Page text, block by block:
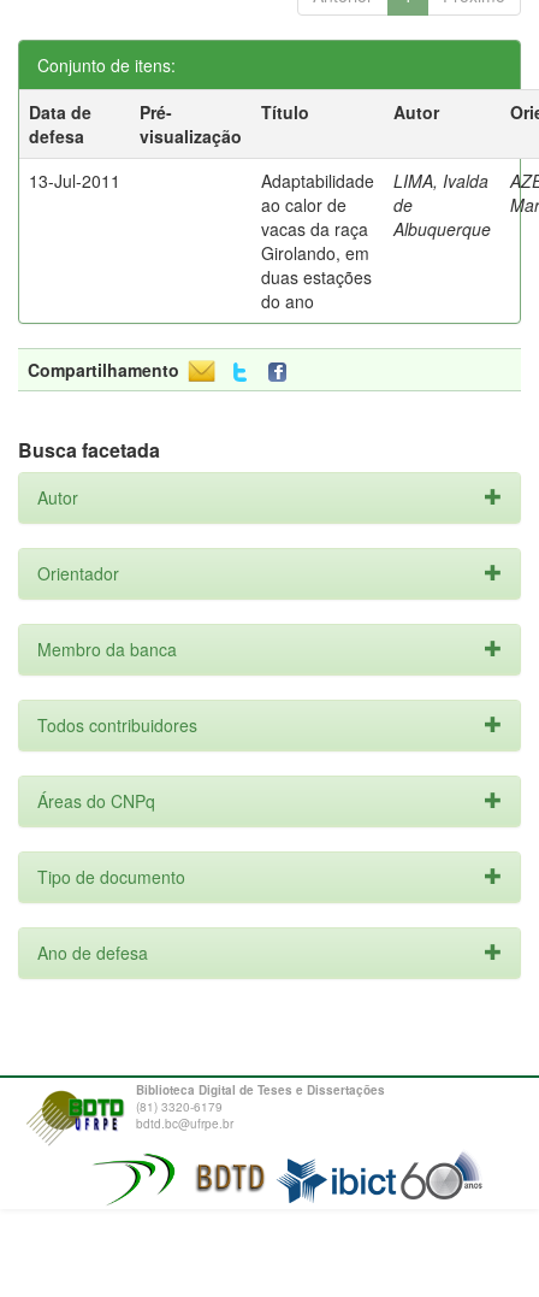
Conjunto de itens:
Data de
defesa
Pré-
visualização
Título Autor
13-Jul-2011
Adaptabilidade
ao calor de
vacas da raça
Girolando, em
duas estações
do ano
LIMA, Ivalda
de
Albuquerque
Compartilhamento
Busca facetada
Autor
Orientador
Membro da banca
Todos contribuidores
Áreas do CNPq
Tipo de documento
Ano de defesa
Biblioteca Digital de Teses e Dissertações
(81) 3320-6179
bdtd.bc@ufrpe.br